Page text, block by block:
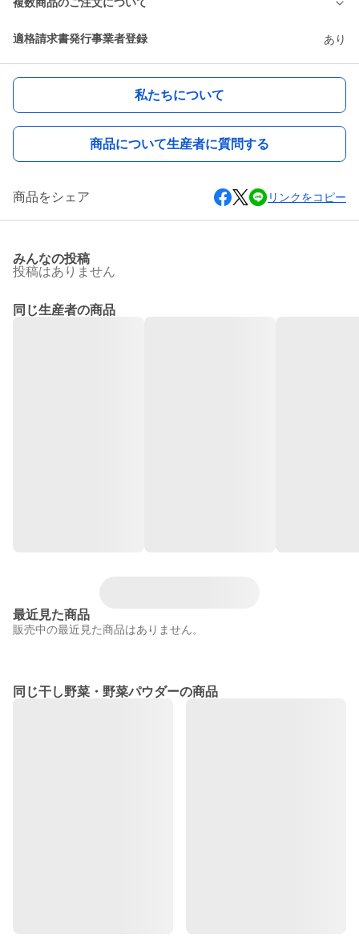
適格請求書発行事業者登録 あり
私たちについて
商品について生産者に質問する
商品をシェア リンクをコピー
みんなの投稿
投稿はありません
同じ生産者の商品
最近見た商品
販売中の最近見た商品はありません。
同じ干し野菜・野菜パウダーの商品